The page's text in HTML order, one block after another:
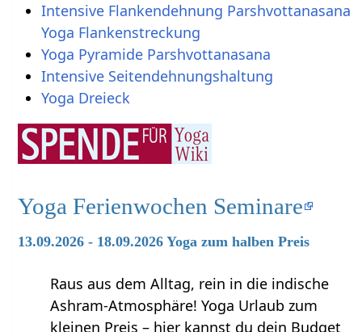
Intensive Flankendehnung Parshvottanasana
Yoga Flankenstreckung
Yoga Pyramide Parshvottanasana
Intensive Seitendehnungshaltung
Yoga Dreieck
Yoga Ferienwochen Seminare
13.09.2026 - 18.09.2026 Yoga zum halben Preis
Raus aus dem Alltag, rein in die indische
Ashram-Atmosphäre! Yoga Urlaub zum
kleinen Preis – hier kannst du dein Budget